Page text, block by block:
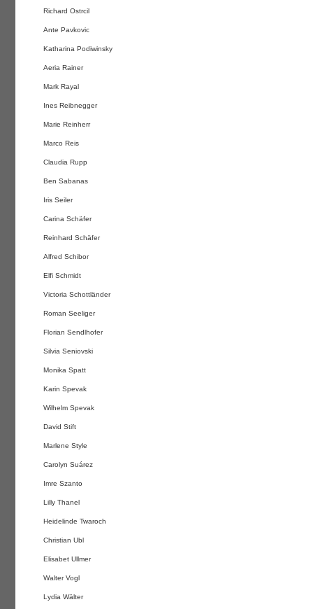
Richard Ostrcil
Ante Pavkovic
Katharina Podiwinsky
Aeria Rainer
Mark Rayal
Ines Reibnegger
Marie Reinherr
Marco Reis
Claudia Rupp
Ben Sabanas
Iris Seiler
Carina Schäfer
Reinhard Schäfer
Alfred Schibor
Elfi Schmidt
Victoria Schottländer
Roman Seeliger
Florian Sendlhofer
Silvia Seniovski
Monika Spatt
Karin Spevak
Wilhelm Spevak
David Stift
Marlene Style
Carolyn Suárez
Imre Szanto
Lilly Thanel
Heidelinde Twaroch
Christian Ubl
Elisabet Ullmer
Walter Vogl
Lydia Wälter